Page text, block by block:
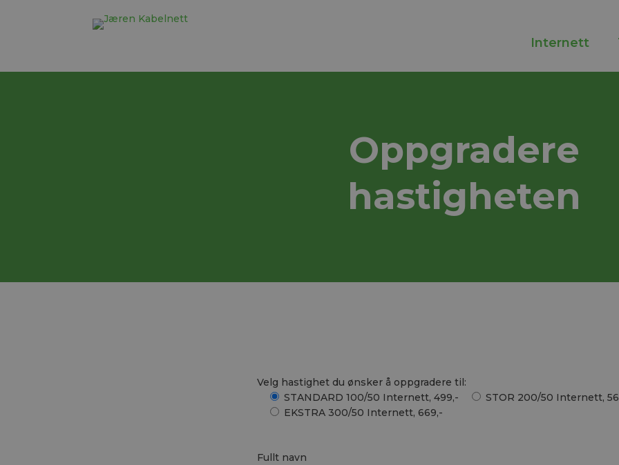
Internett
Oppgradere
hastigheten
Velg hastighet du ønsker å oppgradere til:
STANDARD 100/50 Internett, 499,-
STOR 200/50 Internett,
EKSTRA 300/50 Internett, 669,-
Fullt navn